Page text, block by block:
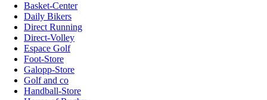
Basket-Center
Daily Bikers
Direct Running
Direct-Volley
Espace Golf
Foot-Store
Galopp-Store
Golf and co
Handball-Store